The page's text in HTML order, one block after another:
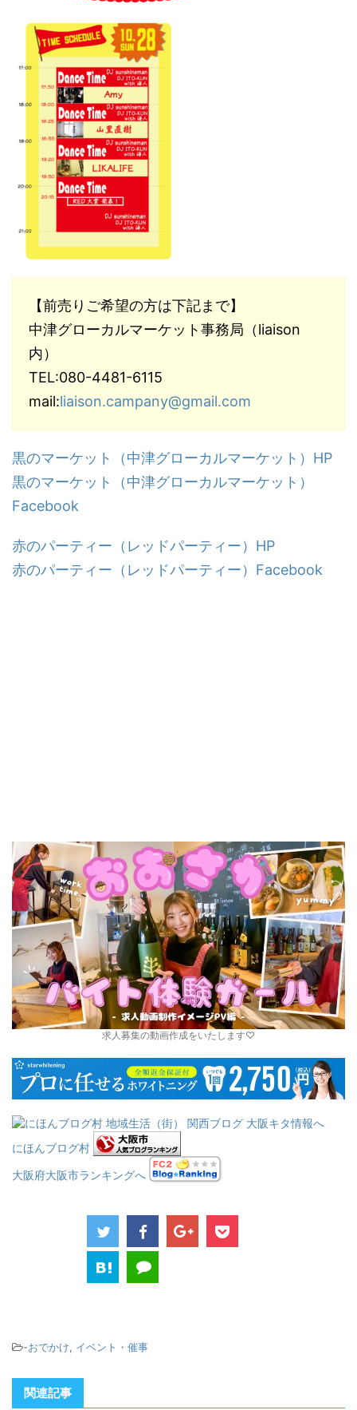
【前売りご希望の方は下記まで】
中津グローカルマーケット事務局（liaison
内）
TEL:080-4481-6115
mail:liaison.campany@gmail.com
黒のマーケット（中津グローカルマーケット）HP
黒のマーケット（中津グローカルマーケット）
Facebook
赤のパーティー（レッドパーティー）HP
赤のパーティー（レッドパーティー）Facebook
求人募集の動画作成をいたします♡
にほんブログ村
大阪府大阪市ランキングへ
-おでかけ, イベント・催事
関連記事